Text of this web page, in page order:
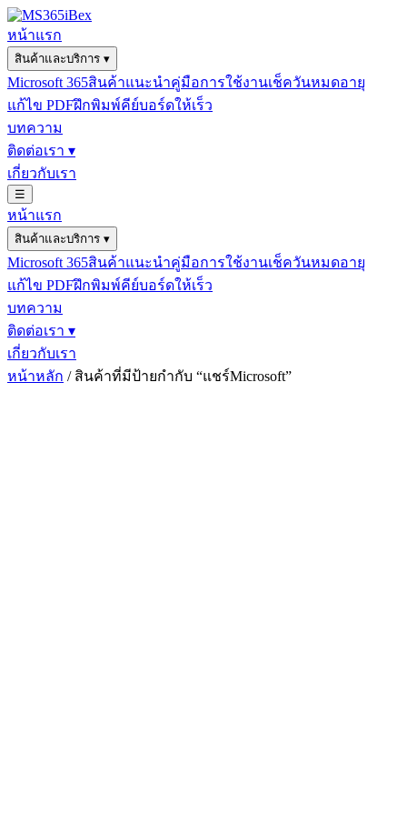
หน้าแรก
สินค้าและบริการ ▾
Microsoft 365สินค้าแนะนำคู่มือการใช้งานเช็ควันหมดอายุ
แก้ไข PDFฝึกพิมพ์คีย์บอร์ดให้เร็ว
บทความ
ติดต่อเรา ▾
เกี่ยวกับเรา
☰
หน้าแรก
สินค้าและบริการ ▾
Microsoft 365สินค้าแนะนำคู่มือการใช้งานเช็ควันหมดอายุ
แก้ไข PDFฝึกพิมพ์คีย์บอร์ดให้เร็ว
บทความ
ติดต่อเรา ▾
เกี่ยวกับเรา
หน้าหลัก / สินค้าที่มีป้ายกำกับ “แชร์Microsoft”